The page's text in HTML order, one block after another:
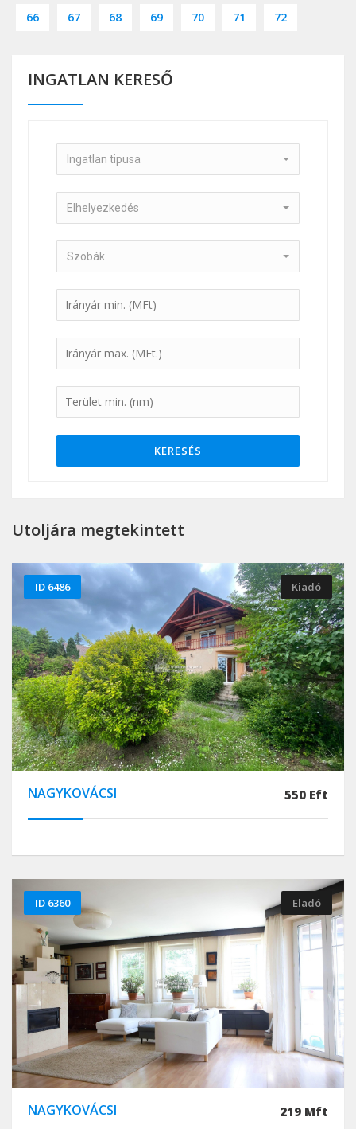
66 67 68 69 70 71 72
INGATLAN KERESŐ
Ingatlan tipusa
Elhelyezkedés
Szobák
KERESÉS
Utoljára megtekintett
NAGYKOVÁCSI 550 Eft
ID 6486 Kiadó
NAGYKOVÁCSI 219 Mft
ID 6360 Eladó